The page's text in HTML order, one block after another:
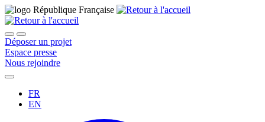
Déposer un projet
Espace presse
Nous rejoindre
FR
EN